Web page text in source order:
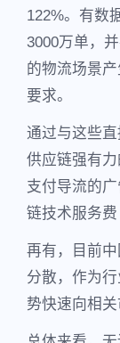
122%。有数
3000万单，
的物流场景
要求。
通过与这些
供应链强有
支付导流的
链技术服务费
再有，目前
分散，作为
势快速向相关